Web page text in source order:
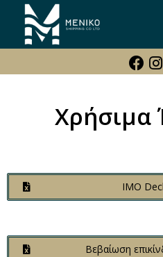
Meniko Shipping Co Ltd
Shipping, Maritime & Freight Forwarding company
Χρήσιμα
IMO
Βεβαίωση